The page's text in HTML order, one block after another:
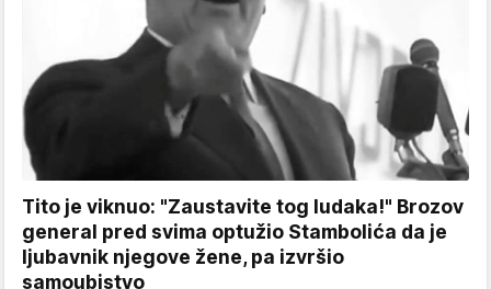
Tito je viknuo: "Zaustavite tog ludaka!" Brozov
general pred svima optužio Stambolića da je
ljubavnik njegove žene, pa izvršio
samoubistvo